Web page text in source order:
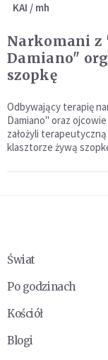
KAI / mh
Narkomani z
Damiano"
szopkę
Odbywający terapię
Damiano" oraz
założyli
klasztorze żywą
Świat
Po godzinach
Kościół
Blogi